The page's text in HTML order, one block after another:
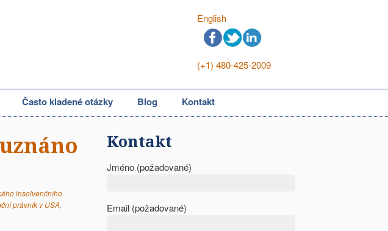
English
(+1) 480-425-2009
Často kladené otázky Blog Kontakt
insolvenčního
právník v USA,
Kontakt
Jméno (požadované)
Email (požadované)